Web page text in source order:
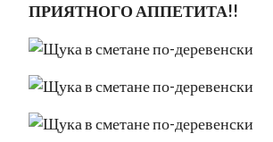
ПРИЯТНОГО АППЕТИТА!!